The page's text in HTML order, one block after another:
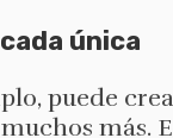
única
puede
muchos